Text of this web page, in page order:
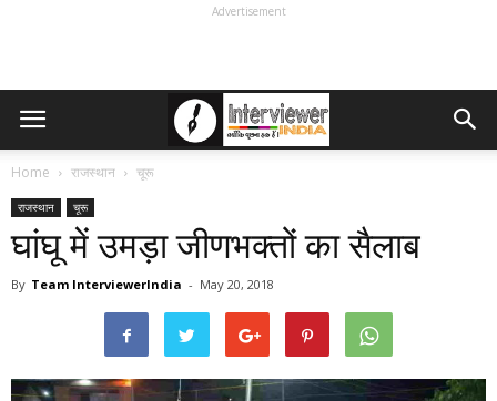
Advertisement
Home राजस्थान चूरू
राजस्थान चूरू
घांघू में उमड़ा जीणभक्तों का सैलाब
By Team InterviewerIndia - May 20, 2018